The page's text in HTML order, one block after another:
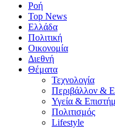
Ροή
Top News
Ελλάδα
Πολιτική
Οικονομία
Διεθνή
Θέματα
Τεχνολογία
Περιβάλλον &
Υγεία &
Πολιτισμός
Lifestyle